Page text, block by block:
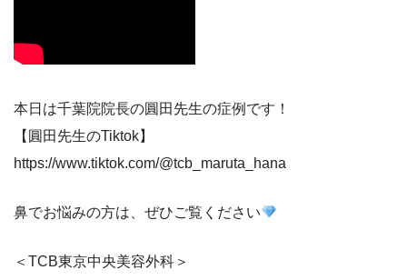
本日は千葉院院長の圓田先生の症例です！
【圓田先生のTiktok】
https://www.tiktok.com/@tcb_maruta_hana
鼻でお悩みの方は、ぜひご覧ください
＜TCB東京中央美容外科＞